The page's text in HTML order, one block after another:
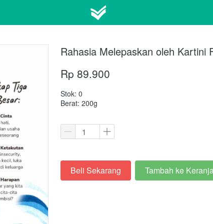
Rahasia Melepaskan oleh Kartini
Rp 89.900
Stok: 0
Berat: 200g
`Beli Sekarang `
Tambah ke